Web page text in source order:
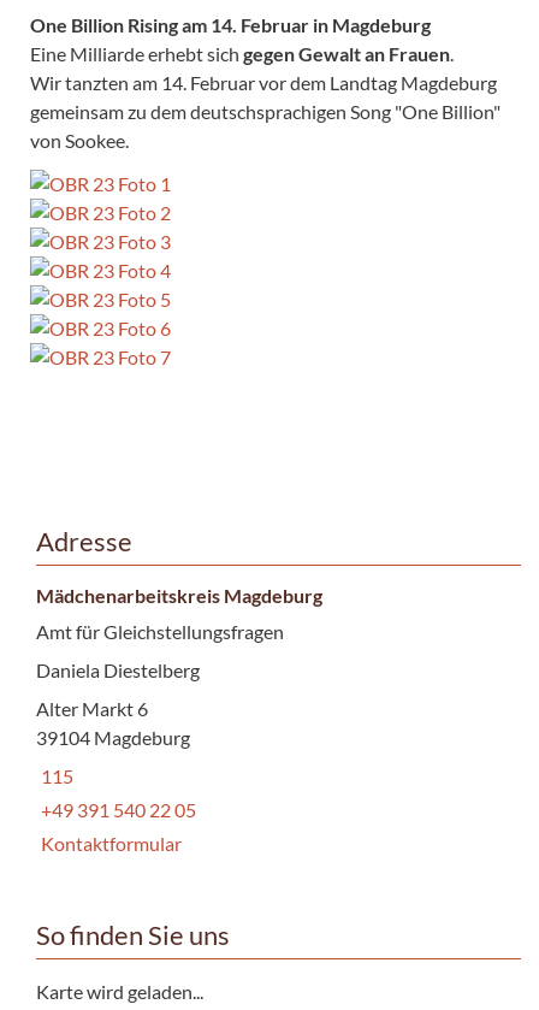
One Billion Rising am 14. Februar in Magdeburg
Eine Milliarde erhebt sich gegen Gewalt an Frauen.
Wir tanzten am 14. Februar vor dem Landtag Magdeburg
gemeinsam zu dem deutschsprachigen Song "One Billion"
von Sookee.
Adresse
Mädchenarbeitskreis Magdeburg
Amt für Gleichstellungsfragen
Daniela Diestelberg
Alter Markt 6
39104 Magdeburg
115
+49 391 540 22 05
Kontaktformular
So finden Sie uns
Karte wird geladen...